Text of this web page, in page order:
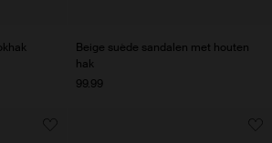
Beige suède sandalen met houten
hak
99.99